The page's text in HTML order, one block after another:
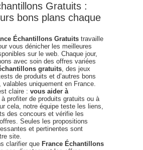
Gratuits :
bons plans chaque
Échantillons Gratuits travaille
vous dénicher les meilleures
sur le web. Chaque jour,
avec soin des offres variées
gratuits, des jeux
de produits et d’autres bons
uniquement en France.
claire : vous aider à
à profiter de produits gratuits ou à
cela, notre équipe teste les liens,
des concours et vérifie les
Seules les propositions
et pertinentes sont
site.
clarifier que France Échantillons